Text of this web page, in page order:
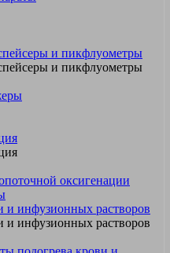
и пикфлуометры
и пикфлуометры
оксигенации
и инфузионных растворов
и инфузионных растворов